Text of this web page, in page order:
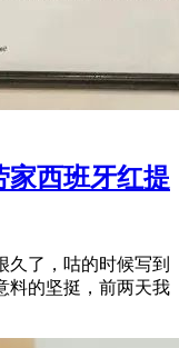
家西班牙红提
久了，咕的时候写到
料的坚挺，前两天我